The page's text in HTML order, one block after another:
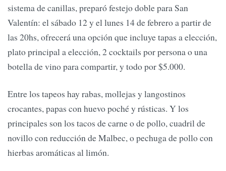
sistema de canillas, preparó festejo doble para San
Valentín: el sábado 12 y el lunes 14 de febrero a partir de
las 20hs, ofrecerá una opción que incluye tapas a elección,
plato principal a elección, 2 cocktails por persona o una
botella de vino para compartir, y todo por $5.000.
Entre los tapeos hay rabas, mollejas y langostinos
crocantes, papas con huevo poché y rústicas. Y los
principales son los tacos de carne o de pollo, cuadril de
novillo con reducción de Malbec, o pechuga de pollo con
hierbas aromáticas al limón.